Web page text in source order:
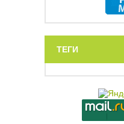
ТЕГИ